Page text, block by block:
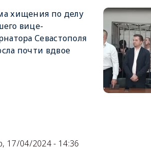
хищения по делу
вице-
Севастополя
почти вдвое
17/04/2024 - 14:36